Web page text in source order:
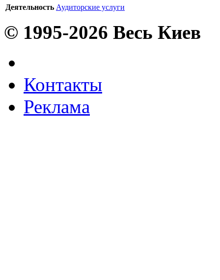
Деятельность Аудиторские услуги
© 1995-2026 Весь Киев
Контакты
Реклама